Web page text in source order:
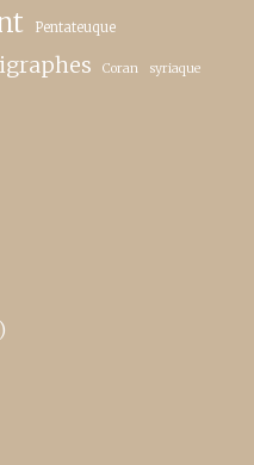
Pentateuque
Coran syriaque